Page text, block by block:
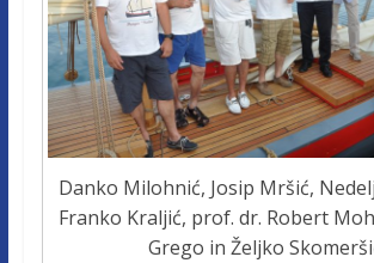
Danko Milohnić, Josip Mršić,
Franko Kraljić, prof. dr. Robert
Grego in Željko